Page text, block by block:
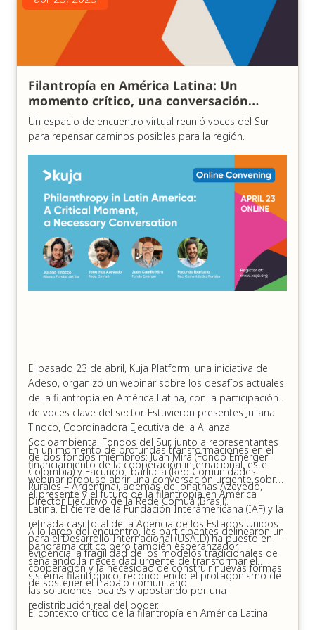
Únase a la reunión de Zoom
https://us06web.zoom.us/j/83747747666?
pwd=oMu6QbYAPdVtrV1oR3smDQUM69Mo07.1
ID de la reunión: 837 4774 7666
Código de acceso 841780
Filantropía en América Latina: Un
momento crítico, una conversación
necesaria
Un espacio de encuentro virtual reunió voces del Sur
para repensar caminos posibles para la región.
El pasado 23 de abril, Kuja Platform, una iniciativa de
Adeso, organizó un webinar sobre los desafíos actuales
de la filantropía en América Latina, con la participación
de voces clave del sector. Estuvieron presentes Juliana
Tinoco, Coordinadora Ejecutiva de la Alianza
Socioambiental Fondos del Sur, junto a representantes
de dos fondos miembros: Juan Mira (Fondo Emerger –
Colombia) y Facundo Ibarlucía (Red Comunidades
Rurales – Argentina), además de Jonathas Azevedo,
Director Ejecutivo de la Rede Comuá (Brasil).
En un momento de profundas transformaciones en el
financiamiento de la cooperación internacional, este
webinar propuso abrir una conversación urgente sobre
el presente y el futuro de la filantropía en América
Latina. El cierre de la Fundación Interamericana (IAF) y la
retirada casi total de la Agencia de los Estados Unidos
para el Desarrollo Internacional (USAID) ha puesto en
evidencia la fragilidad de los modelos tradicionales de
cooperación y la necesidad de construir nuevas formas
de sostener el trabajo comunitario.
A lo largo del encuentro, les participantes delinearon un
panorama crítico pero también esperanzador,
señalando la necesidad urgente de transformar el
sistema filantrópico, reconociendo el protagonismo de
las soluciones locales y apostando por una
redistribución real del poder.
El contexto crítico de la filantropía en América Latina